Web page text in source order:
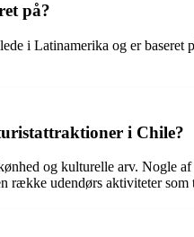
på?
i Latinamerika og er
i Chile?
og kulturelle arv. Nogle
række udendørs aktiviteter